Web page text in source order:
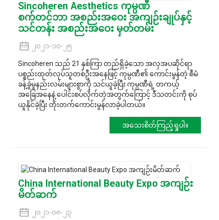
Sincoheren Aesthetics ကုမ္ပဏီ
စက်တင်ဘာ အစည်းအဝေး အကျဉ်းချုပ်နှင့်
သင်တန်း အစည်းအဝေး မှတ်တမ်း
၂၀၂၁-၁၀-၂၅
Sincoheren သည် 21 နှစ်ကြာ တည်ရှိခဲ့သော အလှအပဆိုင်ရာ
ပစ္စည်းထုတ်လုပ်သူတစ်ဦးအနေဖြင့် ကုမ္ပဏီ၏ ကောင်းမွန်တဲ့ စီမံ
ခန့်ခွဲမှုနည်းလမ်းများစွာကို သင်ယူခဲ့ပြီး ကုမ္ပဏီရဲ့ တကယ့်
အခြေအနေနဲ့ ပေါင်းစပ်လိုက်တဲ့အတွက်ကြောင့် ဒီသတင်းကို စုပ်
ယူနိုင်ခဲ့ပြီး တိုးတက်ကောင်းမွန်လာခဲ့ပါတယ်။
အသေးစိတ်ကြည့်ရှုပါ။
China International Beauty Expo အကျဉ်း
မိတ်ဆက်
၂၀၂၁-၀၈-၂၃